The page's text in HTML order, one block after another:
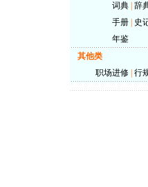
词典 辞
手册
史
年鉴
其他类
职场进修 行